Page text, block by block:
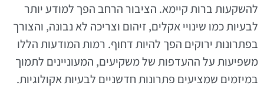
להשקעות ברות קיימא. הציבור הרחב הפך למודע יותר
לבעיות כמו שינויי אקלים, זיהום וצריכה לא נבונה, והצורך
בפתרונות ירוקים הפך להיות דחוף. רמות המודעות הללו
משפיעות על ההעדפות של משקיעים, המעוניינים לתמוך
במיזמים שמציעים פתרונות חדשניים לבעיות אקולוגיות.